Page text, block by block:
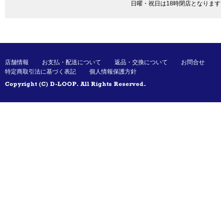
日曜・祝日は18時閉店となりま
店舗情報 お支払・配送について 返品・交換について
お問合せ
特定商取引法に基づく表記
個人情報保護方針